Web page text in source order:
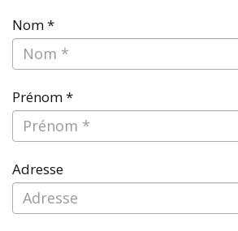
Nom *
Prénom *
Adresse